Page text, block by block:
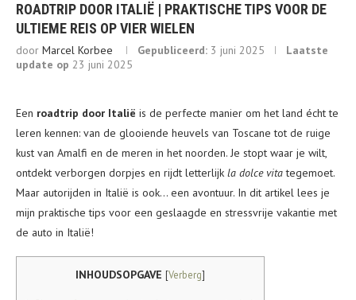
ROADTRIP DOOR ITALIË | PRAKTISCHE TIPS VOOR DE
ULTIEME REIS OP VIER WIELEN
door Marcel Korbee Gepubliceerd: 3 juni 2025
Laatste
update op 23 juni 2025
Een roadtrip door Italië is de perfecte manier om het land écht te
leren kennen: van de glooiende heuvels van Toscane tot de ruige
kust van Amalfi en de meren in het noorden. Je stopt waar je wilt,
ontdekt verborgen dorpjes en rijdt letterlijk la dolce vitategemoet.
Maar autorijden in Italië is ook… een avontuur. In dit artikel lees je
mijn praktische tips voor een geslaagde en stressvrije vakantie met
de auto in Italië!
INHOUDSOPGAVE [Verberg]